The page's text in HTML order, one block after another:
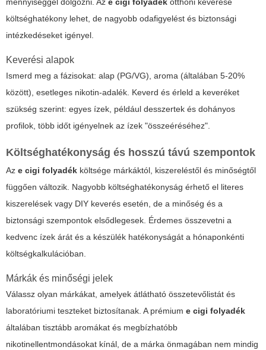
mennyiséggel dolgozni. Az e cigi folyadék otthoni keverése
költséghatékony lehet, de nagyobb odafigyelést és biztonsági
intézkedéseket igényel.
Keverési alapok
Ismerd meg a fázisokat: alap (PG/VG), aroma (általában 5-20%
között), esetleges nikotin-adalék. Keverd és érleld a keveréket
szükség szerint: egyes ízek, például desszertek és dohányos
profilok, több időt igényelnek az ízek "összeéréséhez".
Költséghatékonyság és hosszú távú szempontok
Az e cigi folyadék költsége márkáktól, kiszereléstől és minőségtől
függően változik. Nagyobb költséghatékonyság érhető el literes
kiszerelések vagy DIY keverés esetén, de a minőség és a
biztonsági szempontok elsődlegesek. Érdemes összevetni a
kedvenc ízek árát és a készülék hatékonyságát a hónaponkénti
költségkalkulációban.
Márkák és minőségi jelek
Válassz olyan márkákat, amelyek átlátható összetevőlistát és
laboratóriumi teszteket biztosítanak. A prémium e cigi folyadék
általában tisztább aromákat és megbízhatóbb
nikotinellentmondásokat kínál, de a márka önmagában nem mindig